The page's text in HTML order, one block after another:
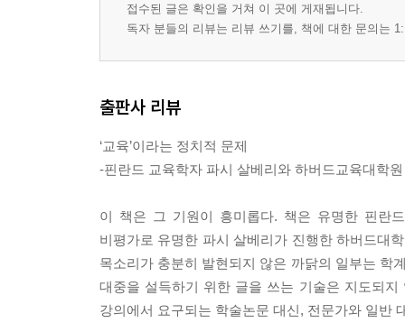
접수된 글은 확인을 거쳐 이 곳에 게재됩니다.
독자 분들의 리뷰는 리뷰 쓰기를, 책에 대한 문의는
출판사 리뷰
‘교육’이라는 정치적 문제
-핀란드 교육학자 파시 살베리와 하버드교육대학
이 책은 그 기원이 흥미롭다. 책은 유명한 핀란
비평가로 유명한 파시 살베리가 진행한 하버드대
목소리가 충분히 발현되지 않은 까닭의 일부는 학
대중을 설득하기 위한 글을 쓰는 기술은 지도되
강의에서 요구되는 학술논문 대신, 전문가와 일반